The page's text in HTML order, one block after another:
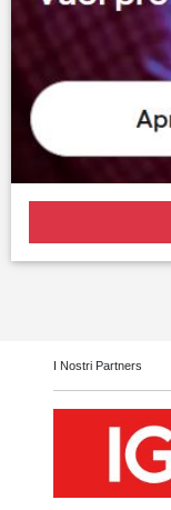
I Nostri Partners